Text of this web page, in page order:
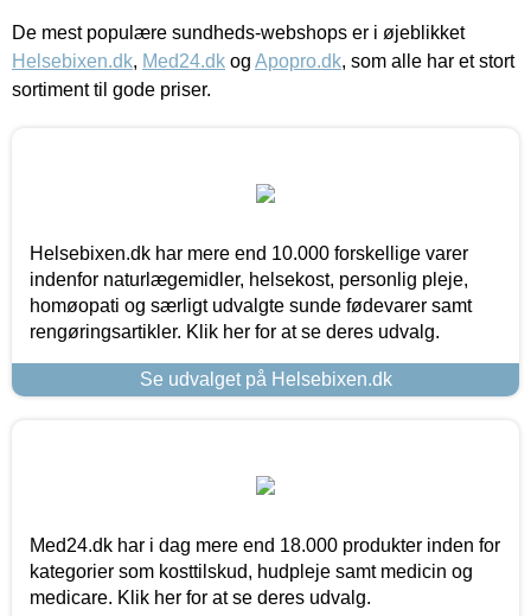
De mest populære sundheds-webshops er i øjeblikket
Helsebixen.dk, Med24.dk og Apopro.dk, som alle har et stort
sortiment til gode priser.
Helsebixen.dk har mere end 10.000 forskellige varer
indenfor naturlægemidler, helsekost, personlig pleje,
homøopati og særligt udvalgte sunde fødevarer samt
rengøringsartikler. Klik her for at se deres udvalg.
Se udvalget på Helsebixen.dk
Med24.dk har i dag mere end 18.000 produkter inden for
kategorier som kosttilskud, hudpleje samt medicin og
medicare. Klik her for at se deres udvalg.